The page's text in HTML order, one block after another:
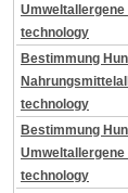
Umweltallergene
technology
Bestimmung
technology
Bestimmung
Umweltallergene
technology